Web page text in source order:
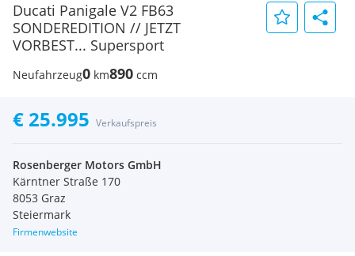
Ducati Panigale V2 FB63
SONDEREDITION // JETZT
VORBEST... Supersport
Neufahrzeug0 km890 ccm
€ 25.995 Verkaufspreis
Rosenberger Motors GmbH
Kärntner Straße 170
8053 Graz
Steiermark
Firmenwebsite